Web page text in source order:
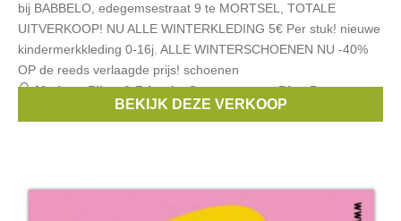
bij BABBELO, edegemsestraat 9 te MORTSEL, TOTALE
UITVERKOOP! NU ALLE WINTERKLEDING 5€ Per stuk! nieuwe
kindermerkkleding 0-16j. ALLE WINTERSCHOENEN NU -40%
OP de reeds verlaagde prijs! schoenen
Merken:Filou & Friends,Scapa,strass,Blue Bay,
BEKIJK DEZE VERKOOP